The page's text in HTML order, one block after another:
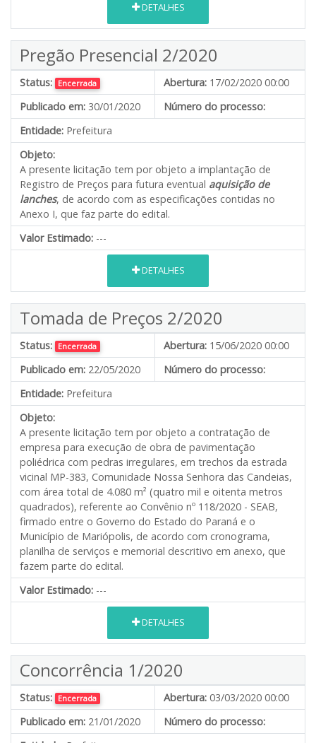
DETALHES
Pregão Presencial 2/2020
Status: Encerrada Abertura: 17/02/2020 00:00
Publicado em: 30/01/2020
Número do processo:
Entidade: Prefeitura
Objeto:
A presente licitação tem por objeto a implantação de
Registro de Preços para futura eventual aquisição de
lanches, de acordo com as especificações contidas no
Anexo I, que faz parte do edital.
Valor Estimado: ---
DETALHES
Tomada de Preços 2/2020
Status: Encerrada Abertura: 15/06/2020 00:00
Publicado em: 22/05/2020
Número do processo:
Entidade: Prefeitura
Objeto:
A presente licitação tem por objeto a contratação de
empresa para execução de obra de pavimentação
poliédrica com pedras irregulares, em trechos da estrada
vicinal MP-383, Comunidade Nossa Senhora das Candeias,
com área total de 4.080 m² (quatro mil e oitenta metros
quadrados), referente ao Convênio nº 118/2020 - SEAB,
firmado entre o Governo do Estado do Paraná e o
Município de Mariópolis, de acordo com cronograma,
planilha de serviços e memorial descritivo em anexo, que
fazem parte do edital.
Valor Estimado: ---
DETALHES
Concorrência 1/2020
Status: Encerrada Abertura: 03/03/2020 00:00
Publicado em: 21/01/2020
Número do processo: